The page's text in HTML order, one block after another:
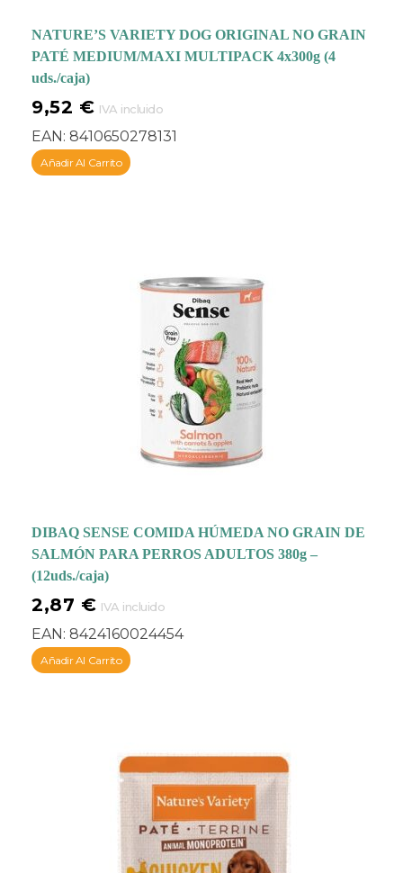
NATURE’S VARIETY DOG ORIGINAL NO GRAIN
PATÉ MEDIUM/MAXI MULTIPACK 4x300g (4
uds./caja)
9,52 € IVA incluido
EAN: 8410650278131
Añadir Al Carrito
DIBAQ SENSE COMIDA HÚMEDA NO GRAIN DE
SALMÓN PARA PERROS ADULTOS 380g –
(12uds./caja)
2,87 € IVA incluido
EAN: 8424160024454
Añadir Al Carrito